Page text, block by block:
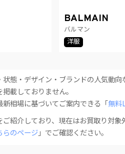
BALMAIN
バルマン
洋服
態・デザイン・ブランドの人気動
載しておりません。
相場に基づいてご案内できる「 無料
紹介しており、現在はお買取り対象
らのページ」でご確認ください。